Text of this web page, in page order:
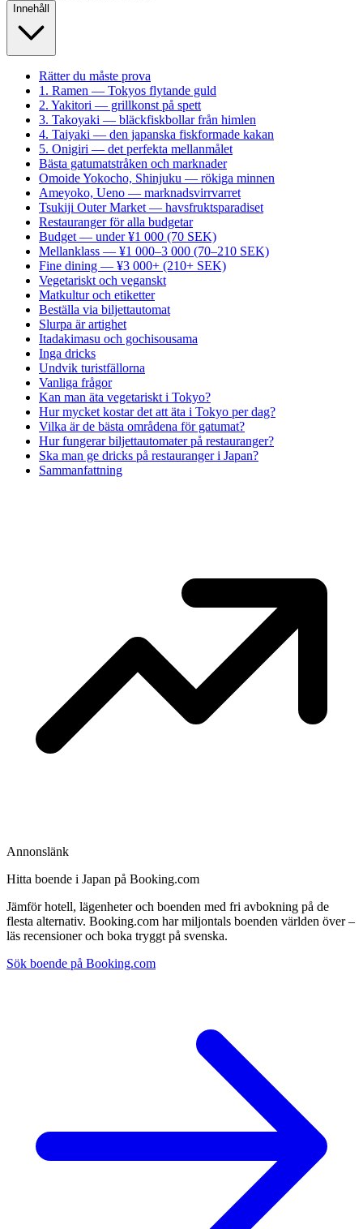
Innehåll
Rätter du måste prova
1. Ramen — Tokyos flytande guld
2. Yakitori — grillkonst på spett
3. Takoyaki — bläckfiskbollar från himlen
4. Taiyaki — den japanska fiskformade kakan
5. Onigiri — det perfekta mellanmålet
Bästa gatumatstråken och marknader
Omoide Yokocho, Shinjuku — rökiga minnen
Ameyoko, Ueno — marknadsvirrvarret
Tsukiji Outer Market — havsfruktsparadiset
Restauranger för alla budgetar
Budget — under ¥1 000 (70 SEK)
Mellanklass — ¥1 000–3 000 (70–210 SEK)
Fine dining — ¥3 000+ (210+ SEK)
Vegetariskt och veganskt
Matkultur och etiketter
Beställa via biljettautomat
Slurpa är artighet
Itadakimasu och gochisousama
Inga dricks
Undvik turistfällorna
Vanliga frågor
Kan man äta vegetariskt i Tokyo?
Hur mycket kostar det att äta i Tokyo per dag?
Vilka är de bästa områdena för gatumat?
Hur fungerar biljettautomater på restauranger?
Ska man ge dricks på restauranger i Japan?
Sammanfattning
Annonslänk
Hitta boende i Japan på Booking.com
Jämför hotell, lägenheter och boenden med fri avbokning på de
flesta alternativ. Booking.com har miljontals boenden världen över –
läs recensioner och boka tryggt på svenska.
Sök boende på Booking.com